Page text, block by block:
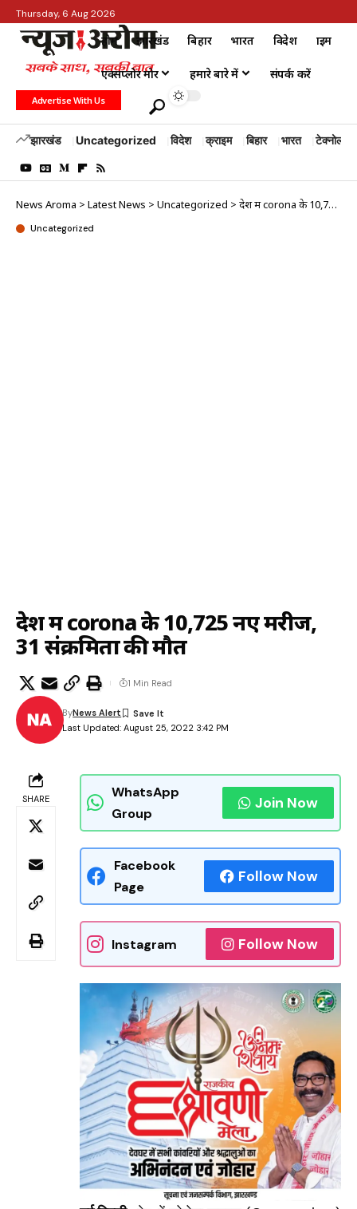
Thursday, 6 Aug 2026
होम झारखंड बिहार भारत विदेश क्राइम
एक्सप्लोर मोर हमारे बारे में संपर्क करें
Advertise With Us
झारखंड Uncategorized विदेश क्राइम बिहार भारत टेक्नोलॉजी
News Aroma > Latest News > Uncategorized > देश में corona के 10,725 नए मरीज, 31 संक्रमितों की मौत
Uncategorized
देश में corona के 10,725 नए मरीज,
31 संक्रमितों की मौत
Last Updated: August 25, 2022 3:42 PM
ByNews Alert
1 Min Read
SHARE
WhatsApp
Group
Join Now
Facebook
Page
Follow Now
Instagram Follow Now